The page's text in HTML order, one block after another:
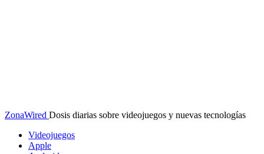
ZonaWired Dosis diarias sobre videojuegos y nuevas tecnologías
Videojuegos
Apple